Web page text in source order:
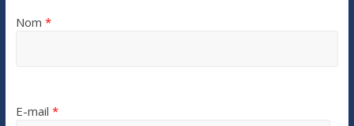
Nom *
E-mail *